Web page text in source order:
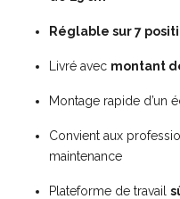
Réglable sur 7
Livré avec montant
Montage rapide d’un
Convient aux
maintenance
Plateforme de travail